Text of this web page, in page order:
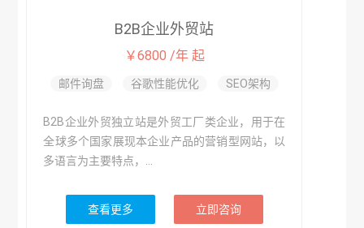
B2B企业外贸站
￥6800 /年 起
邮件询盘 谷歌性能优化 SEO架构
B2B企业外贸独立站是外贸工厂类企业，用于在
全球多个国家展现本企业产品的营销型网站，以
多语言为主要特点，...
查看更多 立即咨询